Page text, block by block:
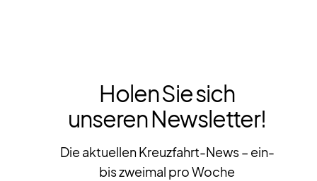
Holen Sie sich
unseren Newsletter!
Die aktuellen Kreuzfahrt-News – ein-
bis zweimal pro Woche